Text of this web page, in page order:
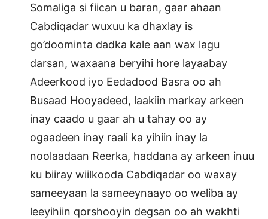
Somaliga si fiican u baran, gaar ahaan
Cabdiqadar wuxuu ka dhaxlay is
go’doominta dadka kale aan wax lagu
darsan, waxaana beryihi hore layaabay
Adeerkood iyo Eedadood Basra oo ah
Busaad Hooyadeed, laakiin markay arkeen
inay caado u gaar ah u tahay oo ay
ogaadeen inay raali ka yihiin inay la
noolaadaan Reerka, haddana ay arkeen inuu
ku biiray wiilkooda Cabdiqadar oo waxay
sameeyaan la sameeynaayo oo weliba ay
leeyihiin qorshooyin degsan oo ah wakhti